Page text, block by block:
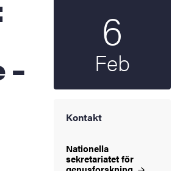
6
Feb
Kontakt
Nationella
sekretariatet för